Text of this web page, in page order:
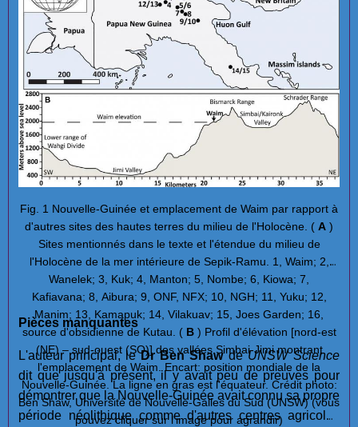
Fig. 1 Nouvelle-Guinée et emplacement de Waim par rapport à
d'autres sites des hautes terres du milieu de l'Holocène. ( A )
Sites mentionnés dans le texte et l'étendue du milieu de
l'Holocène de la mer intérieure de Sepik-Ramu. 1, Waim; 2,
Wanelek; 3, Kuk; 4, Manton; 5, Nombe; 6, Kiowa; 7,
Kafiavana; 8, Aibura; 9, ONF, NFX; 10, NGH; 11, Yuku; 12,
Manim; 13, Kamapuk; 14, Vilakuav; 15, Joes Garden; 16,
source d'obsidienne de Kutau. ( B) Profil d'élévation [nord-est
(NE) – sud-ouest (SO)] des vallées Simbai-Jimi montrant
l'emplacement de Waim. Encart: position mondiale de la
Nouvelle-Guinée. La ligne en gras est l'équateur. Crédit photo:
Ben Shaw, Université de Nouvelle-Galles du Sud (UNSW) (vous
pouvez cliquer sur l'image pour agrandir)
Pièces manquantes
L'auteur principal, leDr Ben ShawdeUNSW Science
dit que jusqu'à présent, il y avait peu de preuves pour
démontrer que la Nouvelle-Guinée avait connu sa propre
période néolithique comme d'autres centres agricoles